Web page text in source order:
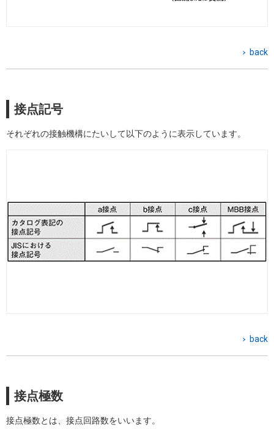
back
接点記号
それぞれの接触機構にたいして以下のように表示しています。
back
接点極数
接点極数とは、接点回路数をいいます。